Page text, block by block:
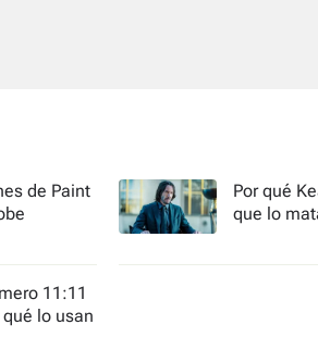
de Paint
Por qué
que lo
11:11
lo usan